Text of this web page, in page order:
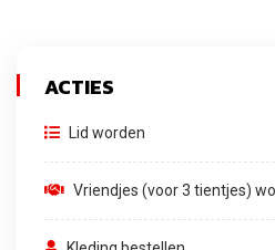
ACTIES
Lid worden
Vriendjes (voor 3 tientjes)